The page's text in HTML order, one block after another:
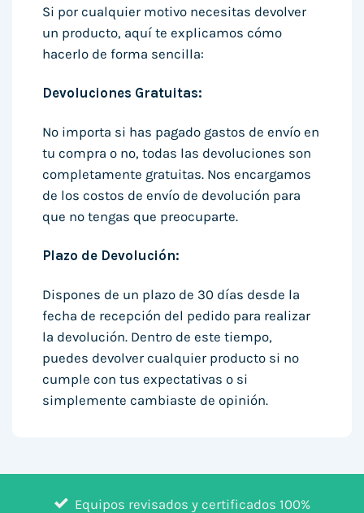
Si por cualquier motivo necesitas devolver
un producto, aquí te explicamos cómo
hacerlo de forma sencilla:
Devoluciones Gratuitas:
No importa si has pagado gastos de envío en
tu compra o no, todas las devoluciones son
completamente gratuitas. Nos encargamos
de los costos de envío de devolución para
que no tengas que preocuparte.
Plazo de Devolución:
Dispones de un plazo de 30 días desde la
fecha de recepción del pedido para realizar
la devolución. Dentro de este tiempo,
puedes devolver cualquier producto si no
cumple con tus expectativas o si
simplemente cambiaste de opinión.
Equipos revisados y certificados 100%